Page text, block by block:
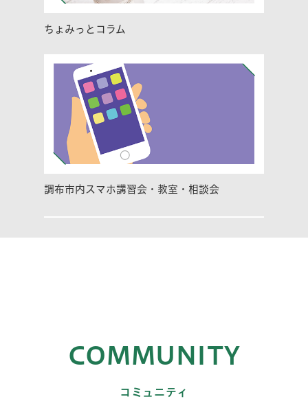
ちょみっとコラム
調布市内スマホ講習会・教室・相談会
COMMUNITY
コミュニティ